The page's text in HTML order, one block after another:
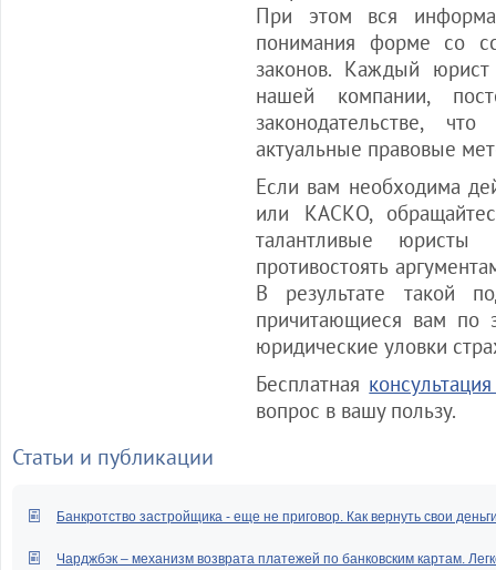
При этом вся
понимания форме со
законов. Каждый
нашей компании,
законодательстве,
актуальные правовые
Если вам необходима
или КАСКО,
талантливые
противостоять
В результате такой
причитающиеся вам по
юридические уловки
Бесплатная
вопрос в вашу пользу.
Статьи и публикации
Банкротство застройщика - еще не приговор. Как вернуть свои
Чарджбэк – механизм возврата платежей по банковским картам.